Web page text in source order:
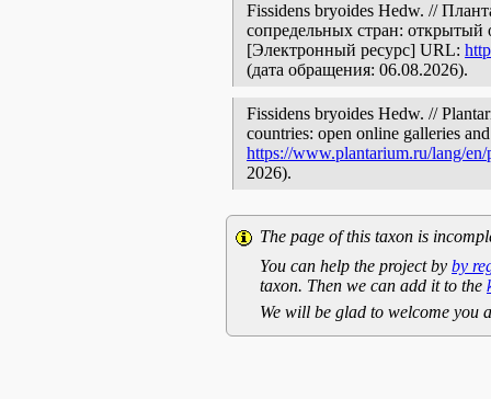
Fissidens bryoides Hedw. //
сопредельных стран: открытый
[Электронный ресурс] URL:
(дата обращения: 06.08.2026).
Fissidens bryoides Hedw. //
countries: open online galleries
https://www.plantarium.ru/lang/
2026).
The page of this taxon is
You can help the project by by
taxon. Then we can add it to the
We will be glad to welcome